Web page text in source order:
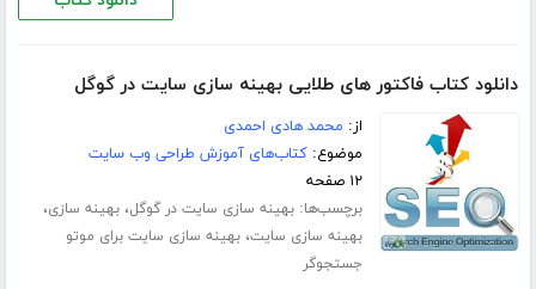
دانلود کتاب فاکتور های طلایی بهینه سازی سایت در گوگل
از: محمد هادی احمدی
موضوع:کتاب‌های آموزش طراحی وب سایت
۱۲ صفحه
برچسب‌ها:بهینه سازی سایت در گوگل،بهینه سازی،
بهینه سازی سایت،بهینه سازی سایت برای موتو
جستجوگر